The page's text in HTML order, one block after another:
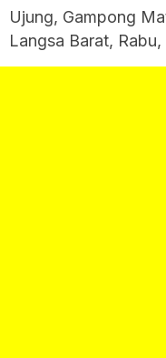
Ujung, Gampong
Langsa Barat,